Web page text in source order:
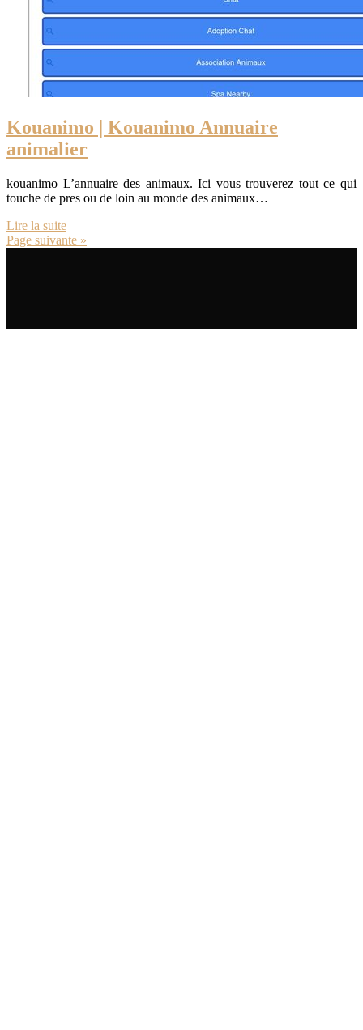
Kouanimo | Kouanimo Annuaire
animalier
kouanimo L’annuaire des animaux. Ici vous trouverez tout ce qui
touche de pres ou de loin au monde des animaux…
Lire la suite
Page suivante »